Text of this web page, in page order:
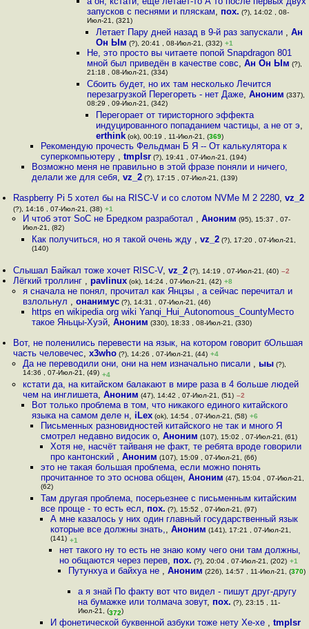
запусков с песнями и пляскам, пох. (?), 14:02 , 08-
Июл-21, (321)
Летает Пару дней назад в 9-й раз запускали ,Ан
Он Ым (?), 20:41 , 08-Июл-21, (332) +1
Не, это просто вы читаете попой Snapdragon 801
мной был приведён в качестве совс, Ан Он Ым (?),
21:18 , 08-Июл-21, (334)
Сбоить будет, но их там несколько Лечится
перезагрузкой Перегореть - нет Даже, Аноним (337),
08:29 , 09-Июл-21, (342)
Перегорает от тиристорного эффекта
индуцированного попаданием частицы, а не от э,
erthink (ok), 00:19 , 11-Июл-21, (369)
Рекомендую прочесть Фельдман Б Я -- От калькулятора к
суперкомпьютеру ,tmplsr (?), 19:41 , 07-Июл-21, (194)
Возможно меня не правильно в этой фразе поняли и ничего,
делали же для себя, vz_2(?), 17:15 , 07-Июл-21, (139)
Raspberry Pi 5 хотел бы на RISC-V и со слотом NVMe M 2 2280,vz_2
(?), 14:16 , 07-Июл-21, (38) +1
И чтоб этот SoC не Бредком разработал , Аноним (95), 15:37 , 07-
Июл-21, (82)
Как получиться, но я такой очень жду , vz_2(?), 17:20 , 07-Июл-21,
(140)
Слышал Байкал тоже хочет RISC-V,vz_2 (?), 14:19 , 07-Июл-21, (40) –2
Лёгкий троллинг ,pavlinux (ok), 14:24 , 07-Июл-21, (42) +8
я сначала не понял, прочитал как Янцзы , а сейчас перечитал и
взлольнул , онанимус(?), 14:31 , 07-Июл-21, (46)
https en wikipedia org wiki Yanqi_Hui_Autonomous_CountyМесто
такое Яньцы-Хуэй, Аноним (330), 18:33 , 08-Июл-21, (330)
Вот, не поленились перевести на язык, на котором говорит бОльшая
часть человечес,x3who (?), 14:26 , 07-Июл-21, (44) +4
Да не переводили они, они на нем изначально писали , ыы(?),
14:36 , 07-Июл-21, (49) +4
кстати да, на китайском балакают в мире раза в 4 больше людей
чем на инглишета, Аноним (47), 14:42 , 07-Июл-21, (51) –2
Вот только проблема в том, что никакого единого китайского
языка на самом деле н, iLex(ok), 14:54 , 07-Июл-21, (58) +6
Письменных разновидностей китайского не так и много Я
смотрел недавно видосик о,Аноним (107), 15:02 , 07-Июл-21, (61)
Хотя не, насчёт тайваня не факт, те ребята вроде говорили
про кантонский , Аноним (107), 15:09 , 07-Июл-21, (66)
это не такая большая проблема, если можно понять
прочитанное то это основа общен,Аноним (47), 15:04 , 07-Июл-21,
(62)
Там другая проблема, посерьезнее с письменным китайским
все проще - то есть есл, пох. (?), 15:52 , 07-Июл-21, (97)
А мне казалось у них один главный государственный язык
которые все должны знать,, Аноним (141), 17:21 , 07-Июл-21,
(141) +1
нет такого ну то есть не знаю кому чего они там должны,
но общаются через перев, пох. (?), 20:04 , 07-Июл-21, (202) +1
Путунхуа и байхуа не ,Аноним (226), 14:57 , 11-Июл-21, (370)
а я знай По факту вот что видел - пишут друг-другу
на бумажке или толмача зовут, пох. (?), 23:15 , 11-
Июл-21, (372)
И фонетической буквенной азбуки тоже нету Хе-хе , tmplsr